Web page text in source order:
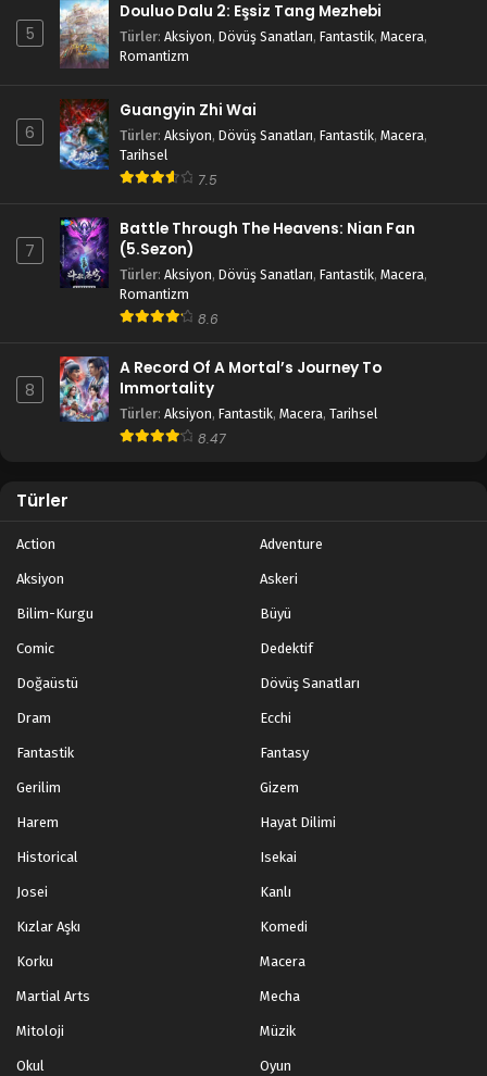
5
Douluo Dalu 2: Eşsiz Tang Mezhebi
Türler: Aksiyon, Dövüş Sanatları, Fantastik, Macera,
Romantizm
6
Guangyin Zhi Wai
Türler: Aksiyon, Dövüş Sanatları, Fantastik, Macera,
Tarihsel
7.5
7
Battle Through The Heavens: Nian Fan
(5.Sezon)
Türler: Aksiyon, Dövüş Sanatları, Fantastik, Macera,
Romantizm
8.6
8
A Record Of A Mortal’s Journey To
Immortality
Türler: Aksiyon, Fantastik, Macera, Tarihsel
8.47
Türler
Action Adventure
Aksiyon Askeri
Bilim-Kurgu Büyü
Comic Dedektif
Doğaüstü Dövüş Sanatları
Dram Ecchi
Fantastik Fantasy
Gerilim Gizem
Harem Hayat Dilimi
Historical Isekai
Josei Kanlı
Kızlar Aşkı Komedi
Korku Macera
Martial Arts Mecha
Mitoloji Müzik
Okul Oyun